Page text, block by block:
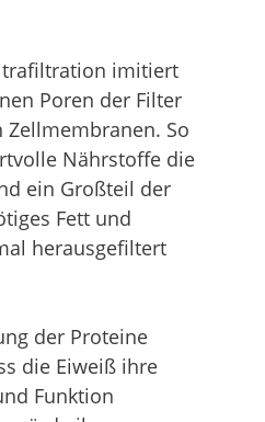
imitiert
Poren der Filter
So
Nährstoffe die
ein Großteil der
Fett und
herausgefiltert
der Proteine
die Eiweiß ihre
Funktion